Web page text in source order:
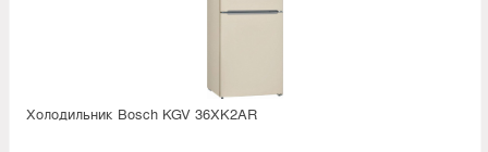
Холодильник Bosсh KGV 36XK2AR